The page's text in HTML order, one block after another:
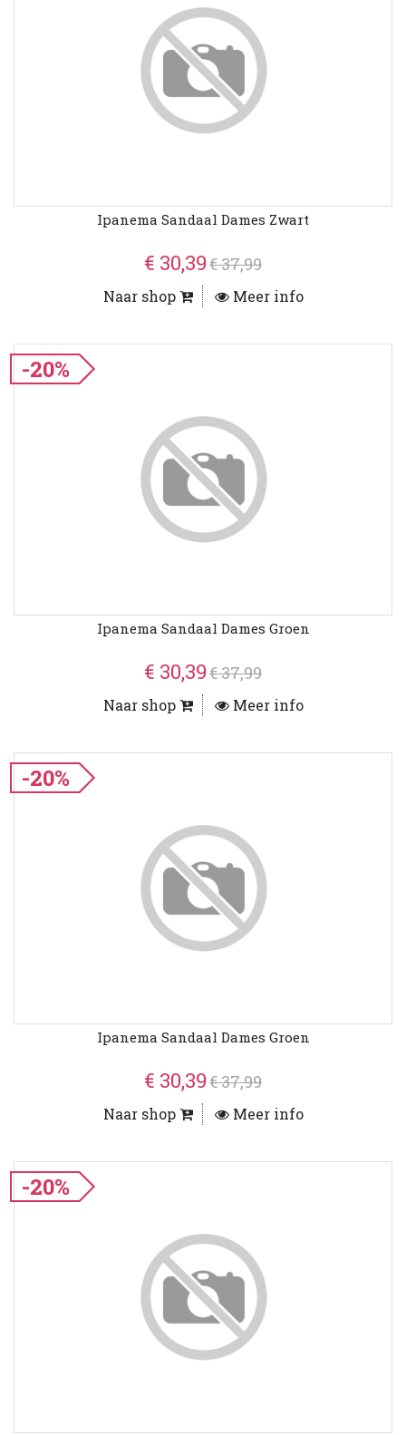
Ipanema Sandaal Dames Zwart
€ 30,39€ 37,99
Naar shop Meer info
-20%
Ipanema Sandaal Dames Groen
€ 30,39€ 37,99
Naar shop Meer info
-20%
Ipanema Sandaal Dames Groen
€ 30,39€ 37,99
Naar shop Meer info
-20%